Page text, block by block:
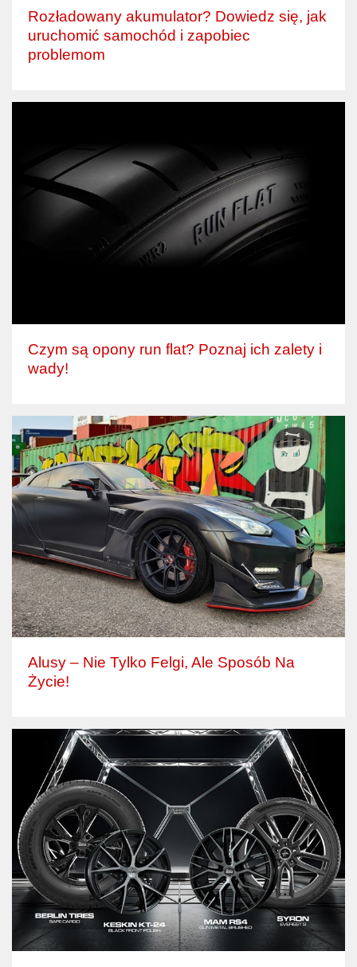
Rozładowany akumulator? Dowiedz się, jak
uruchomić samochód i zapobiec
problemom
Czym są opony run flat? Poznaj ich zalety i
wady!
Alusy – Nie Tylko Felgi, Ale Sposób Na
Życie!